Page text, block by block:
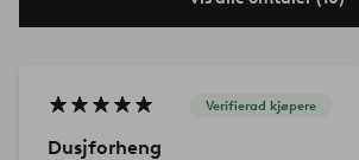
Verifierad kjøpere
Dusjforheng